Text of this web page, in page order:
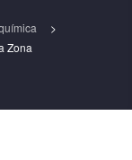
>
Zona